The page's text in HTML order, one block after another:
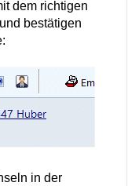
dem richtigen
bestätigen
in der